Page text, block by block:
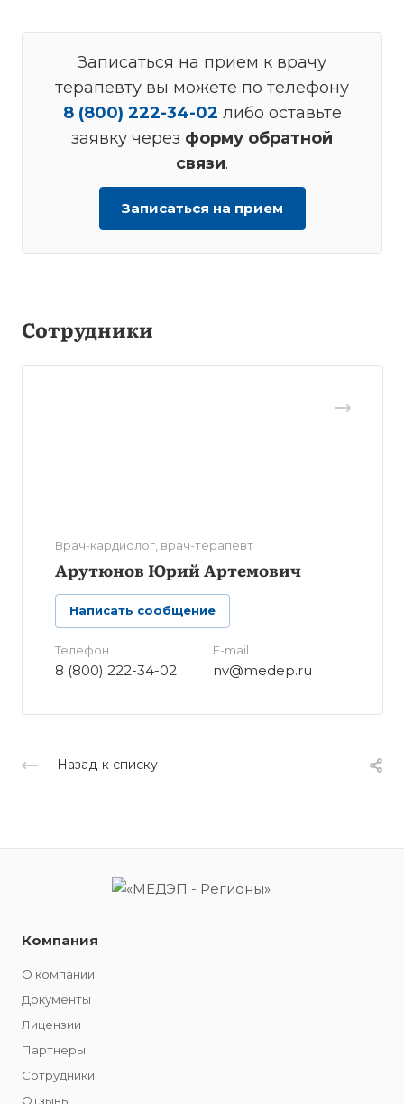
Записаться на прием к врачу
терапевту вы можете по телефону
8 (800) 222-34-02 либо оставьте
заявку через форму обратной
связи.
Записаться на прием
Сотрудники
Врач-кардиолог, врач-терапевт
Арутюнов Юрий Артемович
Написать сообщение
Телефон
8 (800) 222-34-02
E-mail
nv@medep.ru
Назад к списку
Компания
О компании
Документы
Лицензии
Партнеры
Сотрудники
Отзывы